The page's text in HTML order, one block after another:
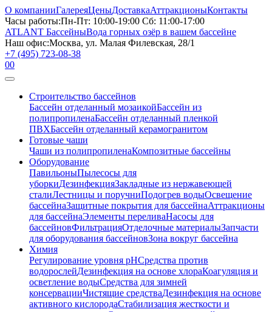
О компанииГалереяЦеныДоставкаАттракционыКонтакты
Часы работы:Пн-Пт: 10:00-19:00 Сб: 11:00-17:00
ATLANT БассейныВода горных озёр в вашем бассейне
Наш офис:Москва, ул. Малая Филевская, 28/1
+7 (495) 723-08-38
00
Строительство бассейнов
Бассейн отделанный мозаикойБассейн из
полипропиленаБассейн отделанный пленкой
ПВХБассейн отделанный керамогранитом
Готовые чаши
Чаши из полипропиленаКомпозитные бассейны
Оборудование
ПавильоныПылесосы для
уборкиДезинфекцияЗакладные из нержавеющей
сталиЛестницы и поручниПодогрев водыОсвещение
бассейнаЗащитные покрытия для бассейнаАттракционы
для бассейнаЭлементы переливаНасосы для
бассейновФильтрацияОтделочные материалыЗапчасти
для оборудования бассейновЗона вокруг бассейна
Химия
Регулирование уровня рНСредства против
водорослейДезинфекция на основе хлораКоагуляция и
осветление водыСредства для зимней
консервацииЧистящие средстваДезинфекция на основе
активного кислородаСтабилизация жесткости и